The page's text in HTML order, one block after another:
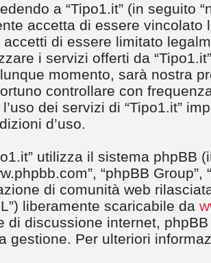
a “Tipo1.it” (in seguito
accetta di essere
accetti di essere limitato
i servizi offerti da
momento, sarà nostra
controllare con
l’uso dei servizi di “Tipo1.it”
d’uso.
utilizza il sistema phpBB
“phpBB
di comunità web
liberamente scaricabile da
di discussione internet,
gestione. Per ulteriori